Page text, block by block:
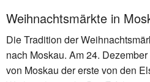
Weihnachtsmärkte in
Die Tradition der
nach Moskau. Am 24.
von Moskau der erste von den